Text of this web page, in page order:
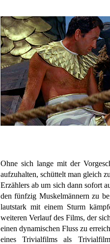
Ohne sich lange mit der
aufzuhalten, schüttelt man gleich
Erzählers ab um sich dann sofort
den fünfzig Muskelmännern zu
lautstark mit einem Sturm
weiteren Verlauf des Films, der
einen dynamischen Fluss zu
eines Trivialfilms als